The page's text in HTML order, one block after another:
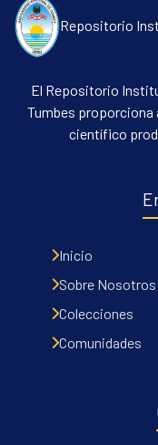
Repositorio
El Repositorio
Tumbes
científico
Inicio
Sobre Nosotros
Colecciones
Comunidades